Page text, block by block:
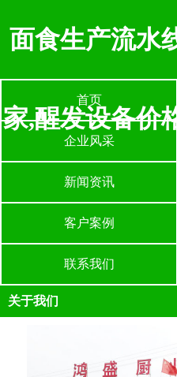
面食生产流水
家,醒发设备价
首页
企业风采
新闻资讯
客户案例
联系我们
关于我们